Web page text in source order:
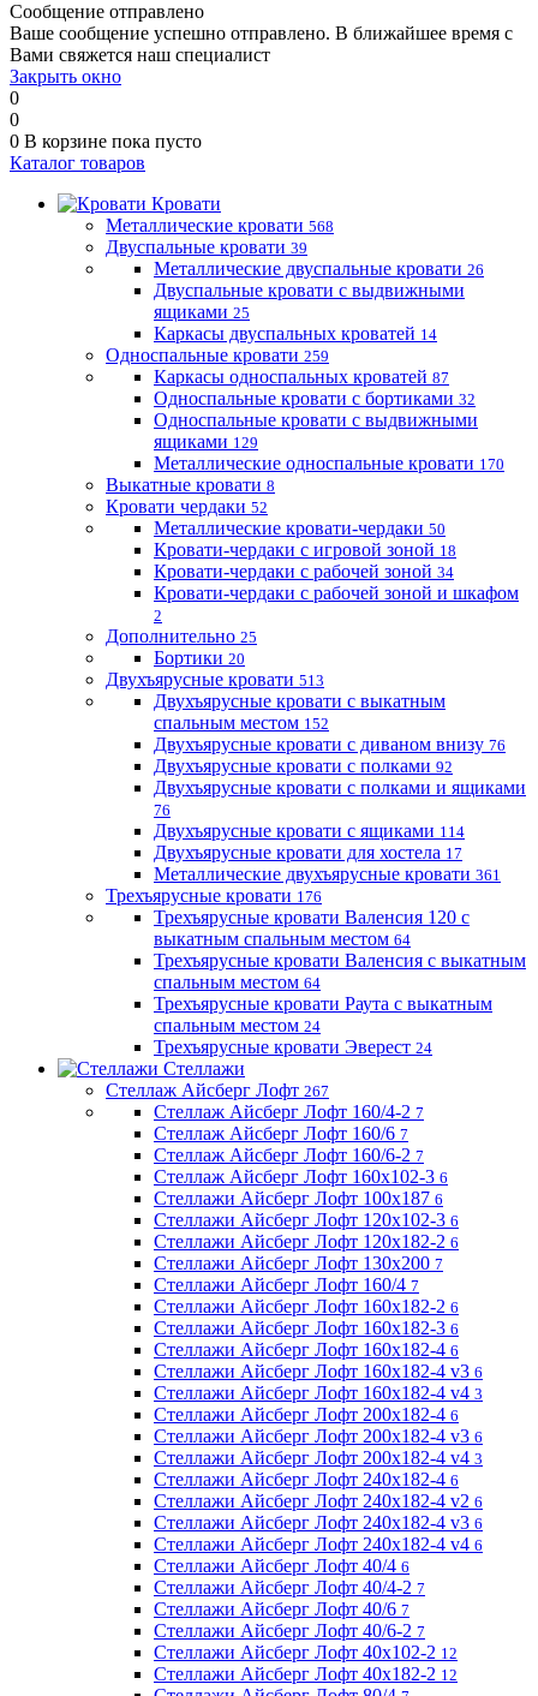
Сообщение отправлено
Ваше сообщение успешно отправлено. В ближайшее время с
Вами свяжется наш специалист
Закрыть окно
0
0
0 В корзине пока пусто
Каталог товаров
Кровати
Металлические кровати 568
Двуспальные кровати 39
Металлические двуспальные кровати 26
Двуспальные кровати с выдвижными
ящиками 25
Каркасы двуспальных кроватей 14
Односпальные кровати 259
Каркасы односпальных кроватей 87
Односпальные кровати с бортиками 32
Односпальные кровати с выдвижными
ящиками 129
Металлические односпальные кровати 170
Выкатные кровати 8
Кровати чердаки 52
Металлические кровати-чердаки 50
Кровати-чердаки с игровой зоной 18
Кровати-чердаки с рабочей зоной 34
Кровати-чердаки с рабочей зоной и шкафом
2
Дополнительно 25
Бортики 20
Двухъярусные кровати 513
Двухъярусные кровати с выкатным
спальным местом 152
Двухъярусные кровати с диваном внизу 76
Двухъярусные кровати с полками 92
Двухъярусные кровати с полками и ящиками
76
Двухъярусные кровати с ящиками 114
Двухъярусные кровати для хостела 17
Металлические двухъярусные кровати 361
Трехъярусные кровати 176
Трехъярусные кровати Валенсия 120 с
выкатным спальным местом 64
Трехъярусные кровати Валенсия с выкатным
спальным местом 64
Трехъярусные кровати Раута с выкатным
спальным местом 24
Трехъярусные кровати Эверест 24
Стеллажи
Стеллаж Айсберг Лофт 267
Стеллаж Айсберг Лофт 160/4-2 7
Стеллаж Айсберг Лофт 160/6 7
Стеллаж Айсберг Лофт 160/6-2 7
Стеллаж Айсберг Лофт 160х102-3 6
Стеллажи Айсберг Лофт 100х187 6
Стеллажи Айсберг Лофт 120х102-3 6
Стеллажи Айсберг Лофт 120х182-2 6
Стеллажи Айсберг Лофт 130х200 7
Стеллажи Айсберг Лофт 160/4 7
Стеллажи Айсберг Лофт 160х182-2 6
Стеллажи Айсберг Лофт 160х182-3 6
Стеллажи Айсберг Лофт 160х182-4 6
Стеллажи Айсберг Лофт 160х182-4 v3 6
Стеллажи Айсберг Лофт 160х182-4 v4 3
Стеллажи Айсберг Лофт 200х182-4 6
Стеллажи Айсберг Лофт 200х182-4 v3 6
Стеллажи Айсберг Лофт 200х182-4 v4 3
Стеллажи Айсберг Лофт 240х182-4 6
Стеллажи Айсберг Лофт 240х182-4 v2 6
Стеллажи Айсберг Лофт 240х182-4 v3 6
Стеллажи Айсберг Лофт 240х182-4 v4 6
Стеллажи Айсберг Лофт 40/4 6
Стеллажи Айсберг Лофт 40/4-2 7
Стеллажи Айсберг Лофт 40/6 7
Стеллажи Айсберг Лофт 40/6-2 7
Стеллажи Айсберг Лофт 40х102-2 12
Стеллажи Айсберг Лофт 40х182-2 12